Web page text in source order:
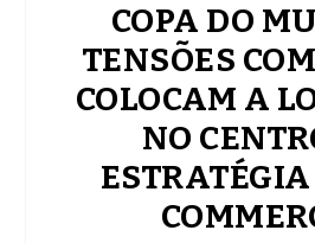
COPA DO
TENSÕES
COLOCAM A
NO